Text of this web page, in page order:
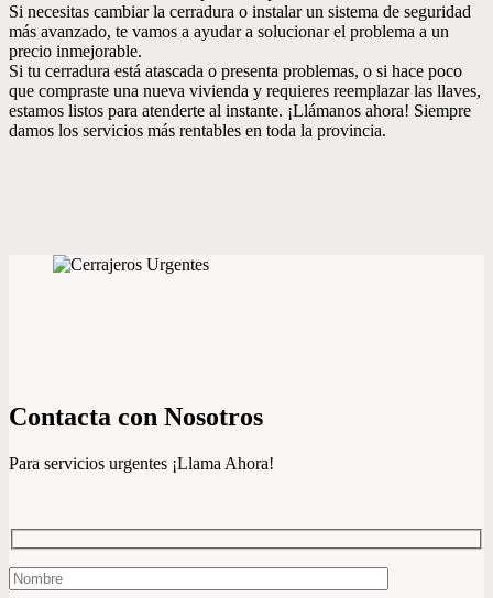
Si necesitas cambiar la cerradura o instalar un sistema de seguridad
más avanzado, te vamos a ayudar a solucionar el problema a un
precio inmejorable.
Si tu cerradura está atascada o presenta problemas, o si hace poco
que compraste una nueva vivienda y requieres reemplazar las llaves,
estamos listos para atenderte al instante. ¡Llámanos ahora! Siempre
damos los servicios más rentables en toda la provincia.
Contacta con Nosotros
Para servicios urgentes ¡Llama Ahora!